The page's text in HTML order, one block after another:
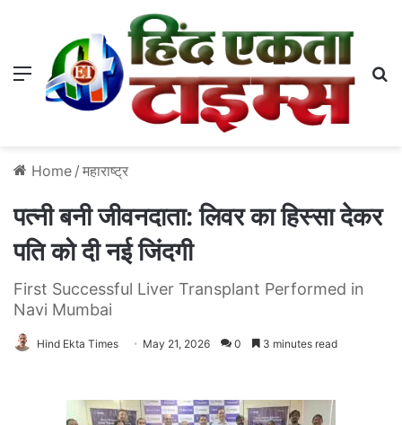
Menu
Home / महाराष्ट्र
पत्नी बनी जीवनदाता: लिवर का हिस्सा देकर
पति को दी नई जिंदगी
First Successful Liver Transplant Performed in
Navi Mumbai
Hind Ekta Times May 21, 2026 0 3 minutes read